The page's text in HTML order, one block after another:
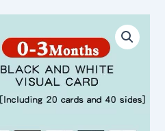
precio
actual
es:
S/ 55.00.